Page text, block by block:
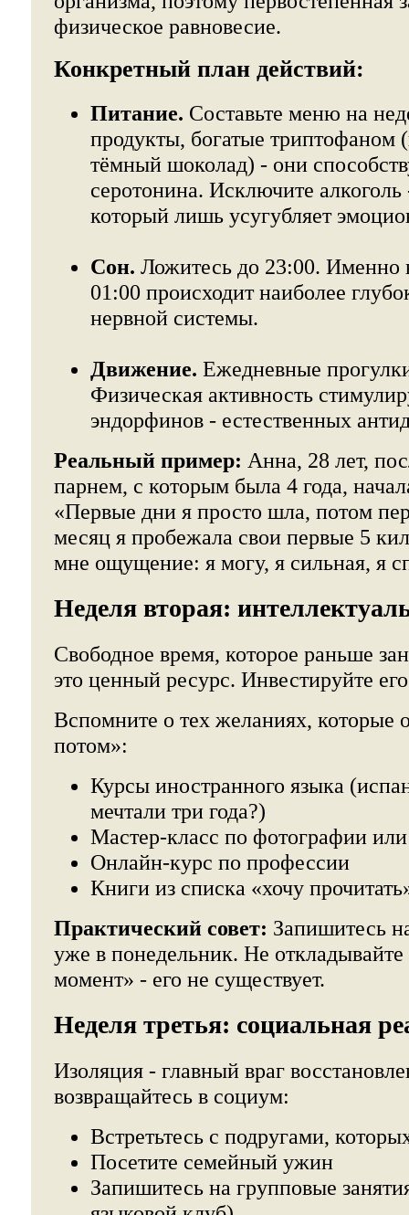
физическое равновесие.
Конкретный план действий:
Питание. Составьте меню на
продукты, богатые триптофаном
тёмный шоколад) - они
серотонина. Исключите алкоголь
который лишь усугубляет
Сон. Ложитесь до 23:00. Именно
01:00 происходит наиболее
нервной системы.
Движение. Ежедневные
Физическая активность
эндорфинов - естественных
Реальный пример: Анна, 28 лет,
парнем, с которым была 4 года,
«Первые дни я просто шла, потом
месяц я пробежала свои первые 5
мне ощущение: я могу, я сильная, я
Неделя вторая:
Свободное время, которое раньше
это ценный ресурс. Инвестируйте
Вспомните о тех желаниях, которые
потом»:
Курсы иностранного языка
мечтали три года?)
Мастер-класс по фотографии
Онлайн-курс по профессии
Книги из списка «хочу
Практический совет: Запишитесь
уже в понедельник. Не
момент» - его не существует.
Неделя третья: социальная
Изоляция - главный враг
возвращайтесь в социум:
Встретьтесь с подругами,
Посетите семейный ужин
Запишитесь на групповые